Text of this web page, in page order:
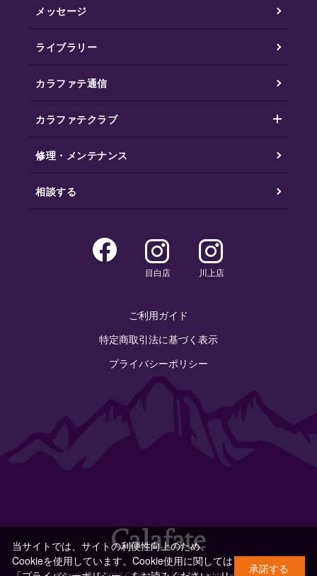
メッセージ
ライブラリー
カラファテ通信
カラファテクラブ
修理・メンテナンス
相談する
目白店 川上店
ご利用ガイド
特定商取引法に基づく表示
プライバシーポリシー
当サイトでは、サイトの利便性向上のため、
Cookieを使用しています。Cookie使用に関しては
承諾する